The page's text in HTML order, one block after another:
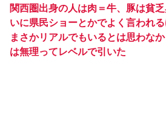
関西圏出身の人は肉＝牛、豚は貧
いに県民ショーとかでよく言われる
まさかリアルでもいるとは思わな
は無理ってレベルで引いた